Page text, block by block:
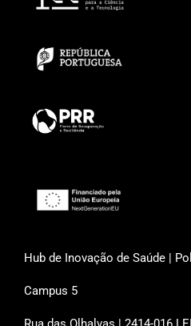
Hub de Inovação de Saúde |
Campus 5